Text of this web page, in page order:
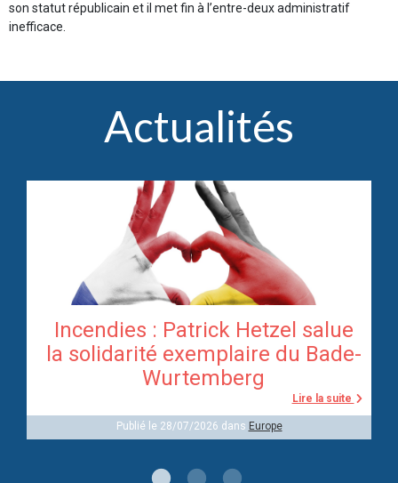
son statut républicain et il met fin à l’entre-deux administratif
inefficace.
Actualités
Incendies : Patrick Hetzel salue
la solidarité exemplaire du Bade-
Wurtemberg
Lire la suite
Publié le 28/07/2026 dans Europe